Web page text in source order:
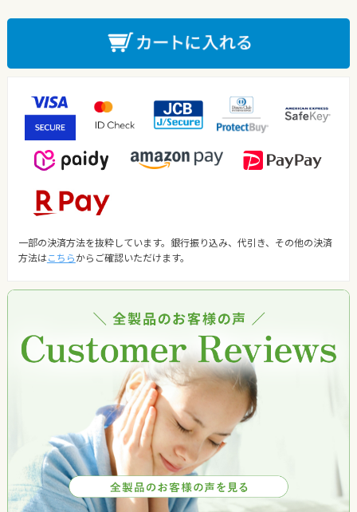
一部の決済方法を抜粋しています。銀行振り込み、代引き、その他の決済
方法は こちら からご確認いただけます。